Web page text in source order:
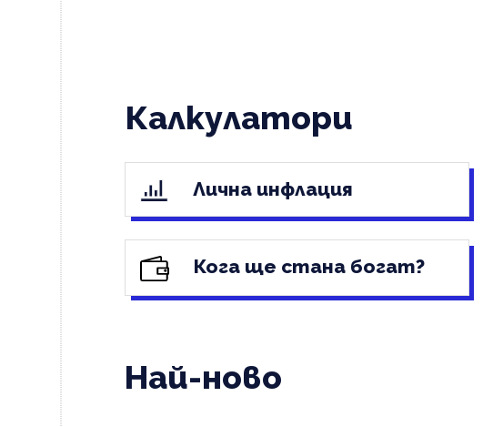
Калкулатори
Лична инфлация
Кога ще стана богат?
Най-ново